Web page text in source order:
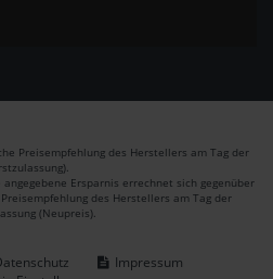
Preisempfehlung des Herstellers am Tag der
Ersparnis errechnet sich gegenüber
des Herstellers am Tag der
(Neupreis).
Impressum